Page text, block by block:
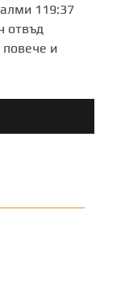
119:37
отвъд
повече и